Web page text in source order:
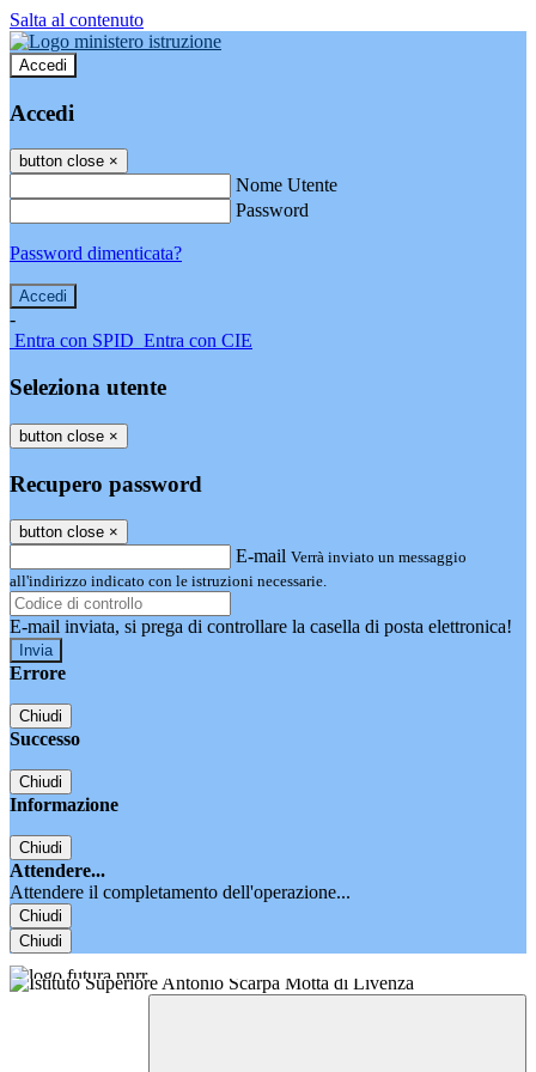
Salta al contenuto
Accedi
Accedi
button close ×
Nome Utente
Password
Password dimenticata?
-
Entra con SPID Entra con CIE
Seleziona utente
button close ×
Recupero password
button close ×
E-mail Verrà inviato un messaggio
all'indirizzo indicato con le istruzioni necessarie.
E-mail inviata, si prega di controllare la casella di posta elettronica!
Errore
Chiudi
Successo
Chiudi
Informazione
Chiudi
Attendere...
Attendere il completamento dell'operazione...
Chiudi
Chiudi